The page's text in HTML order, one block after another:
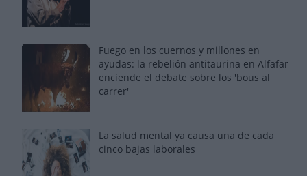
Fuego en los cuernos y millones en
ayudas: la rebelión antitaurina en Alfafar
enciende el debate sobre los 'bous al
carrer'
La salud mental ya causa una de cada
cinco bajas laborales